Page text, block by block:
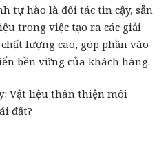
tự hào là đối tác tin cậy, sẵn
trong việc tạo ra các giải
lượng cao, góp phần vào
bền vững của khách hàng.
Vật liệu thân thiện môi
đất?